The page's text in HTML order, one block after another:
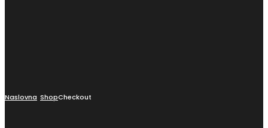
Naslovna ShopCheckout